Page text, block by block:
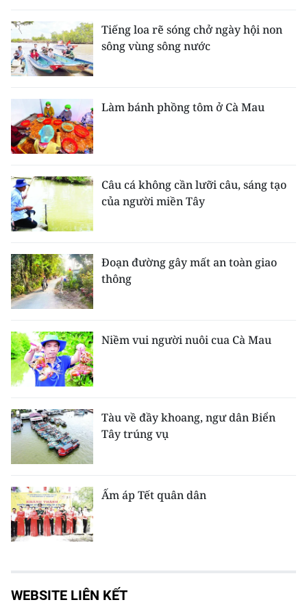
Tiếng loa rẽ sóng chở ngày hội non
sông vùng sông nước
Làm bánh phồng tôm ở Cà Mau
Câu cá không cần lưỡi câu, sáng tạo
của người miền Tây
Đoạn đường gây mất an toàn giao
thông
Niềm vui người nuôi cua Cà Mau
Tàu về đầy khoang, ngư dân Biển
Tây trúng vụ
Ấm áp Tết quân dân
WEBSITE LIÊN KẾT